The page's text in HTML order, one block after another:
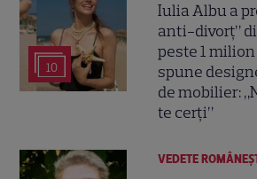
10
Iulia Albu a
anti-divorț”
peste 1 milion
spune
de mobilier:
te cerți”
VEDETE